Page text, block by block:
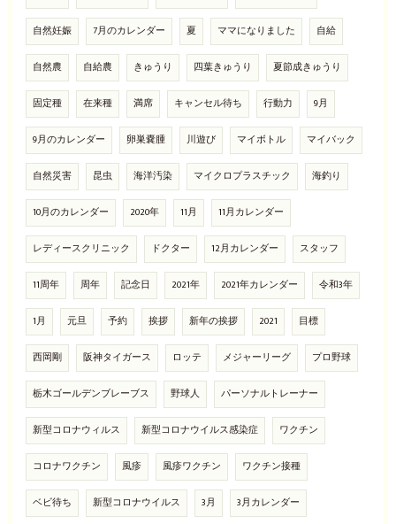
自然妊娠 7月のカレンダー 夏 ママになりました 自給
自然農 自給農 きゅうり 四葉きゅうり 夏節成きゅうり
固定種 在来種 満席 キャンセル待ち 行動力 9月
9月のカレンダー 卵巣嚢腫 川遊び マイボトル マイバック
自然災害 昆虫 海洋汚染 マイクロプラスチック 海釣り
10月のカレンダー 2020年 11月 11月カレンダー
レディースクリニック ドクター 12月カレンダー スタッフ
11周年 周年 記念日 2021年 2021年カレンダー 令和3年
1月 元旦 予約 挨拶 新年の挨拶 2021 目標
西岡剛 阪神タイガース ロッテ メジャーリーグ プロ野球
栃木ゴールデンブレーブス 野球人 パーソナルトレーナー
新型コロナウィルス 新型コロナウイルス感染症 ワクチン
コロナワクチン 風疹 風疹ワクチン ワクチン接種
ベビ待ち 新型コロナウイルス 3月 3月カレンダー